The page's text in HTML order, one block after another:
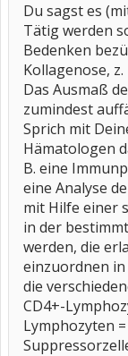
Du sagst es
Tätig werden
Bedenken
Kollagenose,
Das Ausmaß
zumindest
Sprich mit
Hämatologen
B. eine
eine Analyse
mit Hilfe einer
in der
werden, die
einzuordnen
die
CD4+-
Lymphozyten